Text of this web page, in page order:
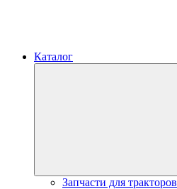
Каталог
Запчасти для тракторов